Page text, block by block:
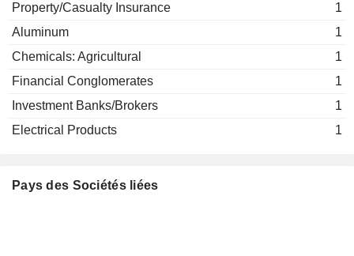
Raffaele Zagari
Mahesh Balakrishnan
Emily M. Stephens
Nikolaos Karellis
Georgia Mastagaki
Rajath Shourie
Property/Casualty Insurance
1
Aluminum
1
Chemicals: Agricultural
1
Financial Conglomerates
1
Investment Banks/Brokers
1
Electrical Products
1
Pays des Sociétés liées